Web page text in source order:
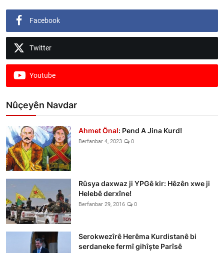
Facebook
Twitter
Youtube
Nûçeyên Navdar
Ahmet Önal: Pend A Jina Kurd!
Berfanbar 4, 2023 0
Rûsya daxwaz ji YPGê kir: Hêzên xwe ji
Helebê derxîne!
Berfanbar 29, 2016 0
Serokwezîrê Herêma Kurdistanê bi
serdaneke fermî gihîşte Parîsê